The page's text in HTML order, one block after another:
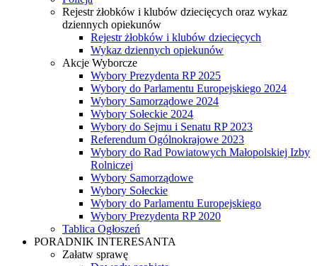
Rejestr żłobków i klubów dziecięcych oraz wykaz
dziennych opiekunów
Rejestr żłobków i klubów dziecięcych
Wykaz dziennych opiekunów
Akcje Wyborcze
Wybory Prezydenta RP 2025
Wybory do Parlamentu Europejskiego 2024
Wybory Samorządowe 2024
Wybory Sołeckie 2024
Wybory do Sejmu i Senatu RP 2023
Referendum Ogólnokrajowe 2023
Wybory do Rad Powiatowych Małopolskiej Izby
Rolniczej
Wybory Samorządowe
Wybory Sołeckie
Wybory do Parlamentu Europejskiego
Wybory Prezydenta RP 2020
Tablica Ogłoszeń
PORADNIK INTERESANTA
Załatw sprawę